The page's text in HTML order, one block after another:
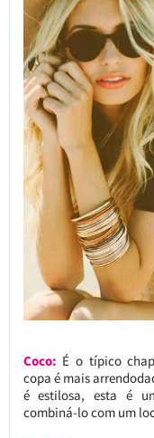
Coco: É o típico
copa é mais
é estilosa, esta é
combiná-lo com um